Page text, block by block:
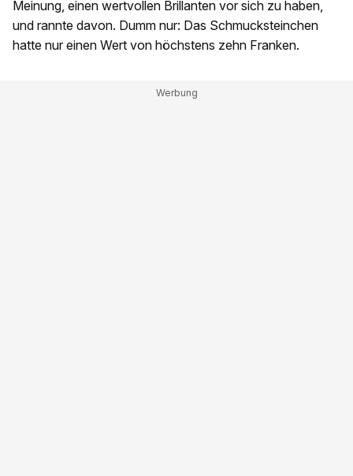
Meinung, einen wertvollen Brillanten vor sich zu haben,
und rannte davon. Dumm nur: Das Schmucksteinchen
hatte nur einen Wert von höchstens zehn Franken.